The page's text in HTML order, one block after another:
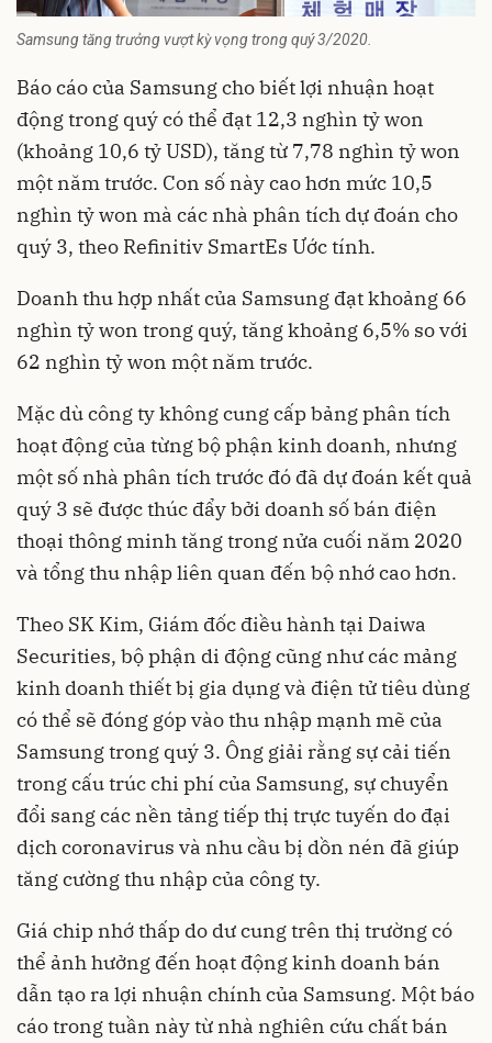
Samsung tăng trưởng vượt kỳ vọng trong quý 3/2020.
Báo cáo của Samsungcho biết lợi nhuận hoạt
động trong quý có thể đạt 12,3 nghìn tỷ won
(khoảng 10,6 tỷ USD), tăng từ 7,78 nghìn tỷ won
một năm trước. Con số này cao hơn mức 10,5
nghìn tỷ won mà các nhà phân tích dự đoán cho
quý 3, theo Refinitiv SmartEs Ước tính.
Doanh thu hợp nhất của Samsung đạt khoảng 66
nghìn tỷ won trong quý, tăng khoảng 6,5% so với
62 nghìn tỷ won một năm trước.
Mặc dù công ty không cung cấp bảng phân tích
hoạt động của từng bộ phận kinh doanh, nhưng
một số nhà phân tích trước đó đã dự đoán kết quả
quý 3 sẽ được thúc đẩy bởi doanh số bán điện
thoại thông minh tăng trong nửa cuối năm 2020
và tổng thu nhập liên quan đến bộ nhớ cao hơn.
Theo SK Kim, Giám đốc điều hành tại Daiwa
Securities, bộ phận di động cũng như các mảng
kinh doanh thiết bị gia dụng và điện tử tiêu dùng
có thể sẽ đóng góp vào thu nhập mạnh mẽ của
Samsung trong quý 3. Ông giải rằng sự cải tiến
trong cấu trúc chi phí của Samsung, sự chuyển
đổi sang các nền tảng tiếp thị trực tuyến do đại
dịch coronavirus và nhu cầu bị dồn nén đã giúp
tăng cường thu nhập của công ty.
Giá chip nhớ thấp do dư cung trên thị trường có
thể ảnh hưởng đến hoạt động kinh doanh bán
dẫn tạo ra lợi nhuận chính của Samsung. Một báo
cáo trong tuần này từ nhà nghiên cứu chất bán